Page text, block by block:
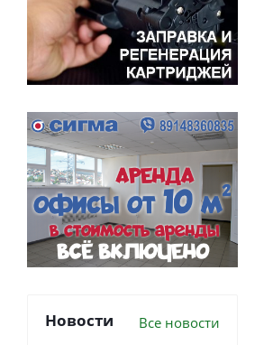
Новости Все новости